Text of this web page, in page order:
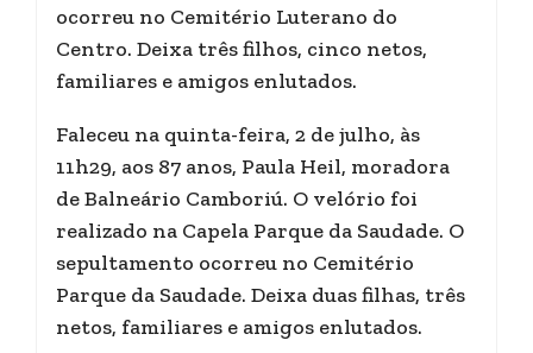
ocorreu no Cemitério Luterano do
Centro. Deixa três filhos, cinco netos,
familiares e amigos enlutados.
Faleceu na quinta-feira, 2 de julho, às
11h29, aos 87 anos, Paula Heil, moradora
de Balneário Camboriú. O velório foi
realizado na Capela Parque da Saudade. O
sepultamento ocorreu no Cemitério
Parque da Saudade. Deixa duas filhas, três
netos, familiares e amigos enlutados.